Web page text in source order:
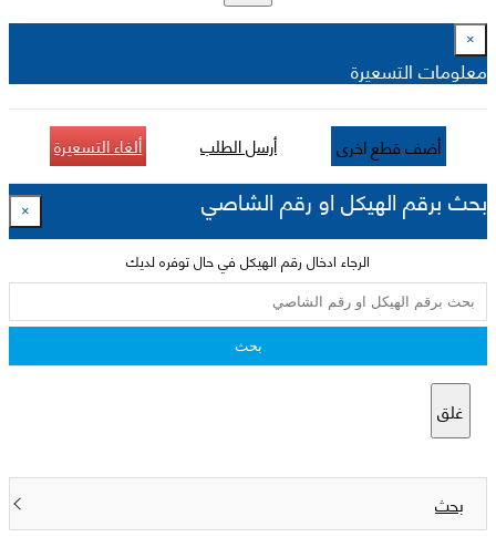
×
معلومات التسعيرة
أضف قطع اخرى أرسل الطلب ألغاء التسعيرة
بحث برقم الهيكل او رقم الشاصي ×
الرجاء ادخال رقم الهيكل في حال توفره لديك
بحث
غلق
بحث